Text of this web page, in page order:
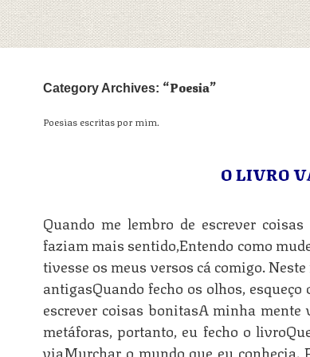
Category Archives: Poesia
Poesias escritas por mim.
O LIVRO
Quando me lembro de escrever
faziam mais sentido,Entendo como
tivesse os meus versos cá comigo.
antigasQuando fecho os olhos,
escrever coisas bonitasA minha
metáforas, portanto, eu fecho o
viaMurchar o mundo que eu conhecia.